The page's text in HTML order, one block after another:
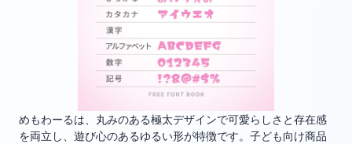
めもわーるは、丸みのある極太デザインで可愛らしさと存在感
を両立し、遊び心のあるゆるい形が特徴です。子ども向け商品